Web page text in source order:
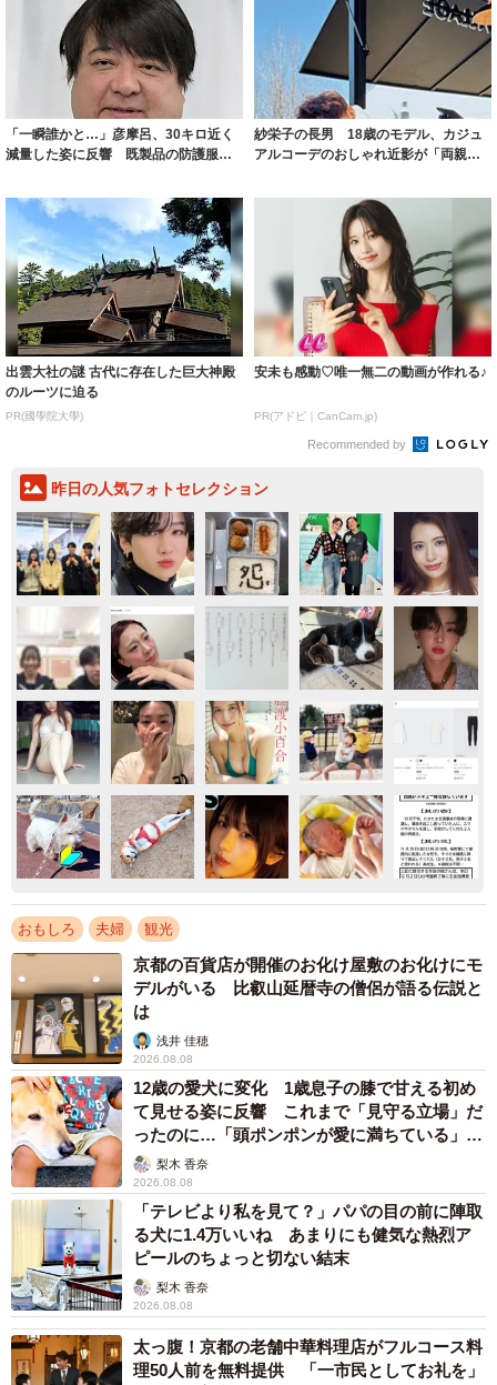
「一瞬誰かと…」彦摩呂、30キロ近く
減量した姿に反響 既製品の防護服が
紗栄子の長男 18歳のモデル、カジュ
アルコーデのおしゃれ近影が「両親の
出雲大社の謎 古代に存在した巨大神殿
のルーツに迫る
PR(國學院大學)
安未も感動♡唯一無二の動画が作れる♪
PR(アドビ｜CanCam.jp)
Recommended by
昨日の人気フォトセレクション
おもしろ 夫婦 観光
京都の百貨店が開催のお化け屋敷のお化けにモ
デルがいる 比叡山延暦寺の僧侶が語る伝説と
は
浅井 佳穂
2026.08.08
12歳の愛犬に変化 1歳息子の膝で甘える初め
て見せる姿に反響 これまで「見守る立場」だ
ったのに…「頭ポンポンが愛に満ちている」
「尊…」
梨木 香奈
2026.08.08
「テレビより私を見て？」パパの目の前に陣取
る犬に1.4万いいね あまりにも健気な熱烈ア
ピールのちょっと切ない結末
梨木 香奈
2026.08.08
太っ腹！京都の老舗中華料理店がフルコース料
理50人前を無料提供 「一市民としてお礼を」